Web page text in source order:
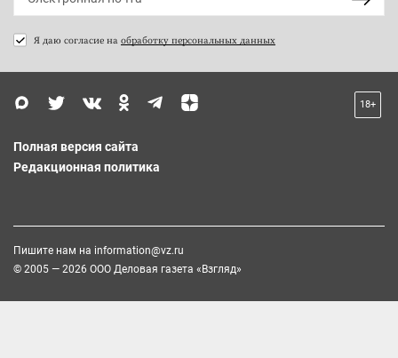
Я даю согласие на обработку персональных данных
18+
Полная версия сайта
Редакционная политика
Пишите нам на information@vz.ru
© 2005 — 2026 ООО Деловая газета «Взгляд»